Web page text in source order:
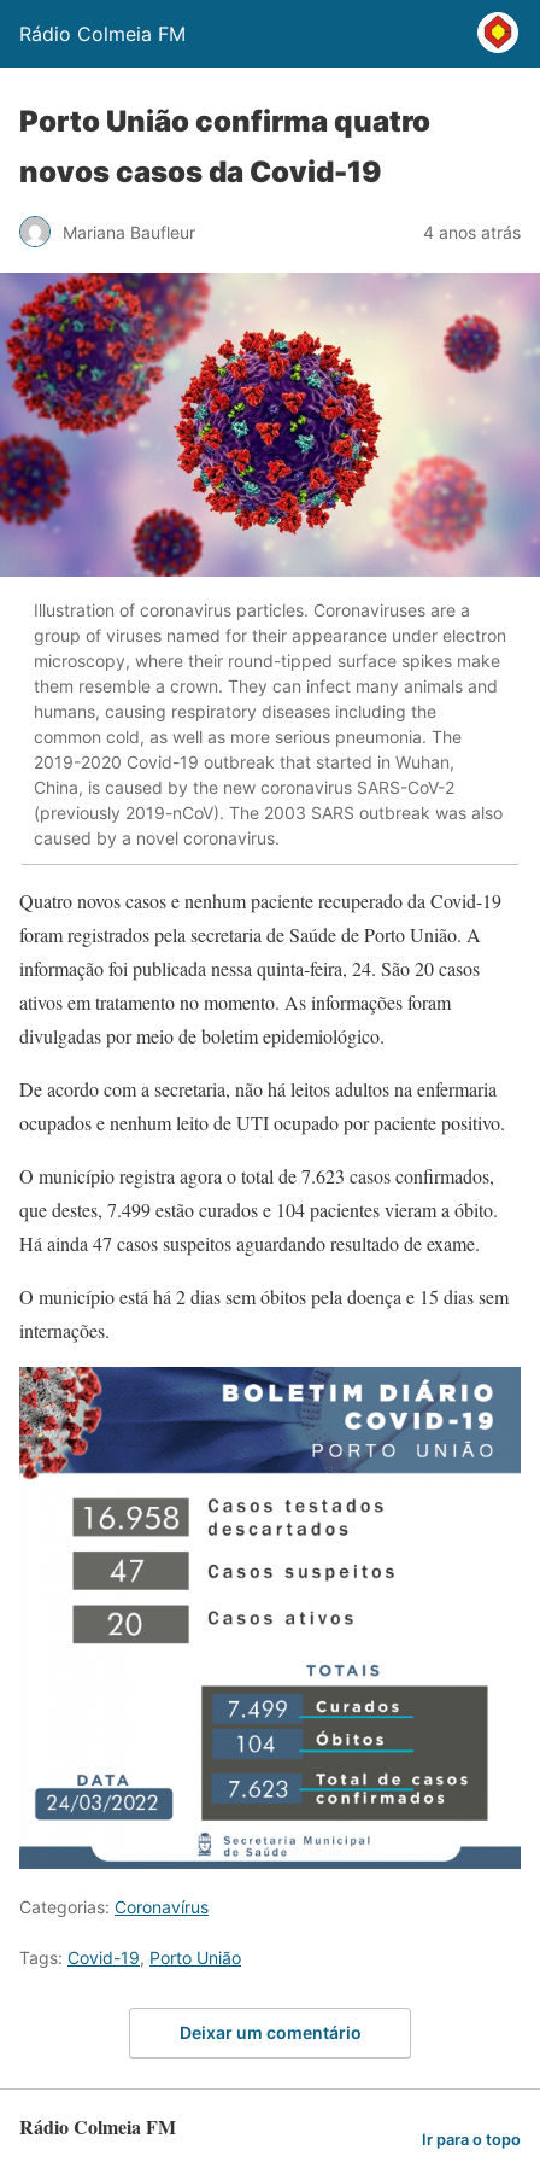
Rádio Colmeia FM
Porto União confirma quatro
novos casos da Covid-19
Mariana Baufleur 4 anos atrás
Illustration of coronavirus particles. Coronaviruses are a
group of viruses named for their appearance under electron
microscopy, where their round-tipped surface spikes make
them resemble a crown. They can infect many animals and
humans, causing respiratory diseases including the
common cold, as well as more serious pneumonia. The
2019-2020 Covid-19 outbreak that started in Wuhan,
China, is caused by the new coronavirus SARS-CoV-2
(previously 2019-nCoV). The 2003 SARS outbreak was also
caused by a novel coronavirus.
Quatro novos casos e nenhum paciente recuperado da Covid-19
foram registrados pela secretaria de Saúde de Porto União. A
informação foi publicada nessa quinta-feira, 24. São 20 casos
ativos em tratamento no momento. As informações foram
divulgadas por meio de boletim epidemiológico.
De acordo com a secretaria, não há leitos adultos na enfermaria
ocupados e nenhum leito de UTI ocupado por paciente positivo.
O município registra agora o total de 7.623 casos confirmados,
que destes, 7.499 estão curados e 104 pacientes vieram a óbito.
Há ainda 47 casos suspeitos aguardando resultado de exame.
O município está há 2 dias sem óbitos pela doença e 15 dias sem
internações.
Categorias: Coronavírus
Tags: Covid-19, Porto União
Deixar um comentário
Rádio Colmeia FM Ir para o topo